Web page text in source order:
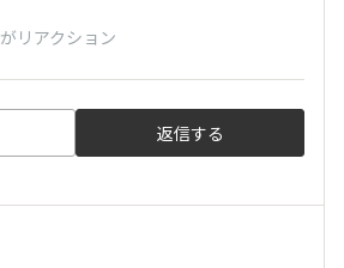
がリアクション
返信する